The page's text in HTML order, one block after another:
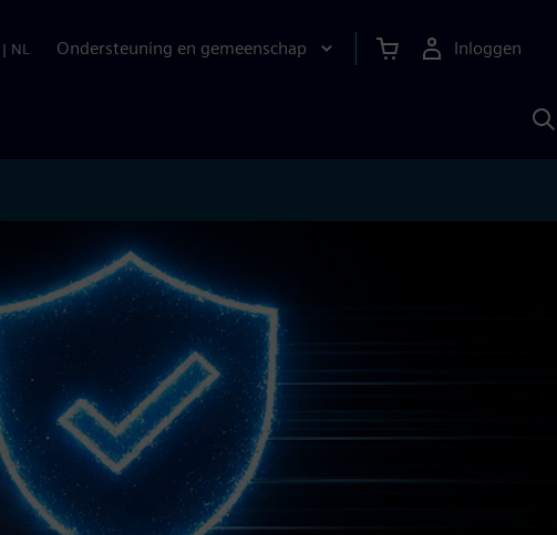
| NL Ondersteuning en gemeenschap Inloggen